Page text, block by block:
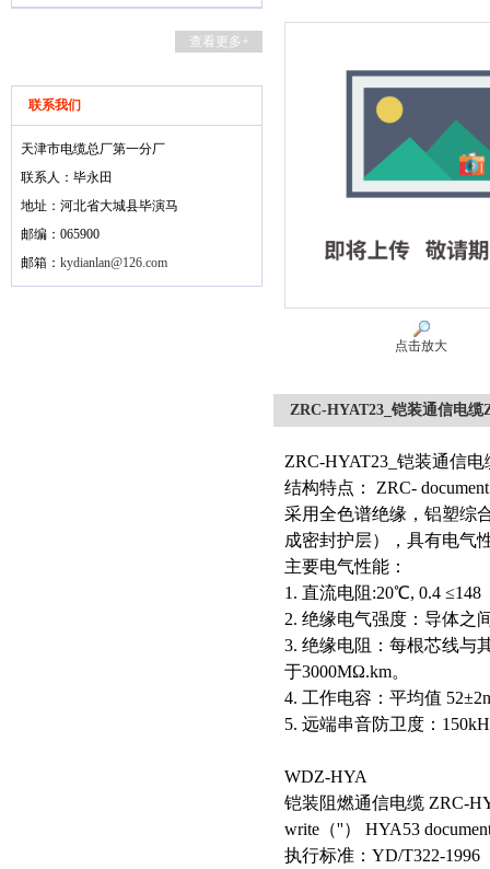
查看更多+
联系我们
天津市电缆总厂第一分厂
联系人：毕永田
地址：河北省大城县毕演马
邮编：065900
邮箱： kydianlan@126.com
点击放大
ZRC-HYAT23_铠装通信电
ZRC-HYAT23_铠装通信
结构特点： ZRC-
采用全色谱绝缘，铝塑综
成密封护层），具有电气
主要电气性能：
1. 直流电阻:20℃, 0.4 ≤148
2. 绝缘电气强度：导体之
3. 绝缘电阻：每根芯线与
于3000MΩ.km。
4. 工作电容：平均值
5. 远端串音防卫度：
WDZ-HYA
铠装阻燃通信电缆 ZRC-
write（''） HYA53
执行标准：YD/T322-1996